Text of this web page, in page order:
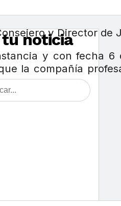
noticia
y Director de
y con fecha 6
la compañía